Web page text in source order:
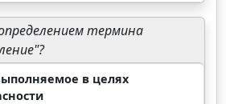
термина
в целях